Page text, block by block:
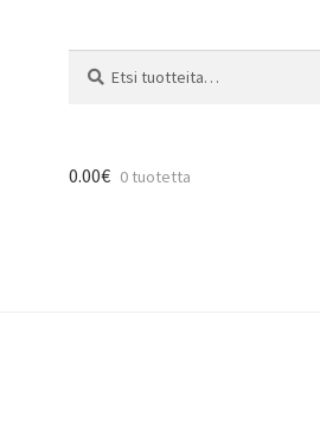
0.00€ 0 tuotetta